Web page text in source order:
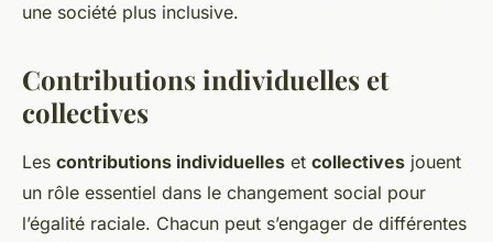
une société plus inclusive.
Contributions individuelles et
collectives
Les contributions individuelles et collectives jouent
un rôle essentiel dans le changement social pour
l’égalité raciale. Chacun peut s’engager de différentes